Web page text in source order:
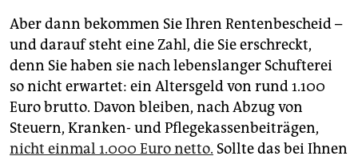
Aber dann bekommen Sie Ihren Rentenbescheid –
und darauf steht eine Zahl, die Sie erschreckt,
denn Sie haben sie nach lebenslanger Schufterei
so nicht erwartet: ein Altersgeld von rund 1.100
Euro brutto. Davon bleiben, nach Abzug von
Steuern, Kranken- und Pflegekassenbeiträgen,
nicht einmal 1.000 Euro netto. Sollte das bei Ihnen